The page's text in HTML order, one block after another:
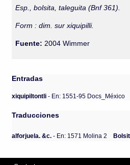
Esp., bolsita, taleguita (Bnf 361).
Form : dim. sur xiquipilli.
Fuente: 2004 Wimmer
Entradas
xiquipiltontli- En: 1551-95 Docs_México
Traducciones
alforjuela. &c. - En: 1571 Molina 2